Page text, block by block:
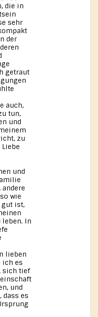
die in
sehr
der
getraut
auch,
tun,
und
zu
und
wie
gut ist,
leben. In
lieben
ich es
sich tief
und
dass es